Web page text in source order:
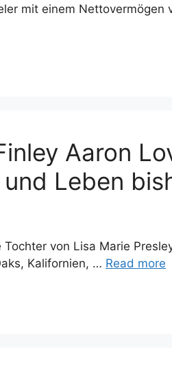
mit einem Nettovermögen
Aaron
Leben
von Lisa Marie
Kalifornien, … Read more